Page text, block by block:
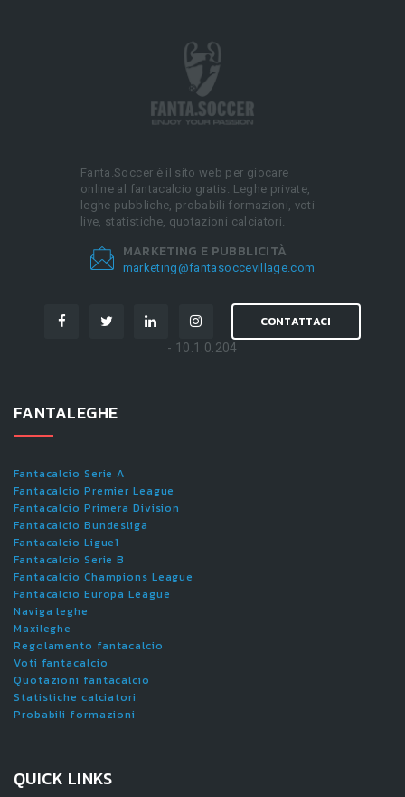
Fanta.Soccer è il sito web per giocare
online al fantacalcio gratis. Leghe private,
leghe pubbliche, probabili formazioni, voti
live, statistiche, quotazioni calciatori.
MARKETING E PUBBLICITÀ
marketing@fantasoccevillage.com
CONTATTACI
- 10.1.0.204
FANTALEGHE
Fantacalcio Serie A
Fantacalcio Premier League
Fantacalcio Primera Division
Fantacalcio Bundesliga
Fantacalcio Ligue1
Fantacalcio Serie B
Fantacalcio Champions League
Fantacalcio Europa League
Naviga leghe
Maxileghe
Regolamento fantacalcio
Voti fantacalcio
Quotazioni fantacalcio
Statistiche calciatori
Probabili formazioni
QUICK LINKS